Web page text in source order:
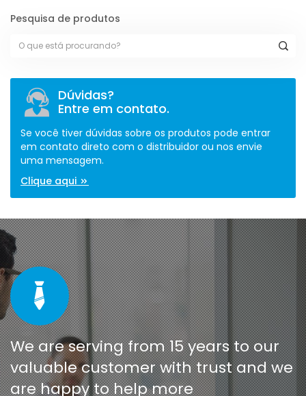
Pesquisa de produtos
Dúvidas?
Entre em contato.
Se você tiver dúvidas sobre os produtos pode entrar
em contato direto com o distribuidor ou nos envie
uma mensagem.
Clique aqui
We are serving from 15 years to our
valuable customer with trust and we
are happy to help more